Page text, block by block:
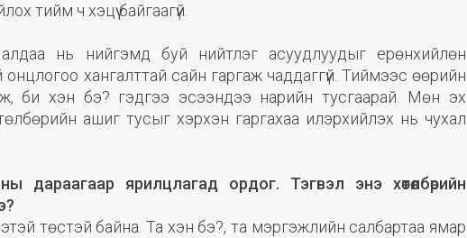
тийм ч хэцүү байгаагүй.
нь нийгэмд буй нийтлэг асуудлуудыг ерөнхийлөн
хангалттай сайн гаргаж чаддаггүй. Тиймээс өөрийн
би хэн бэ? гэдгээ эсээндээ нарийн тусгаарай. Мөн эх
ашиг тусыг хэрхэн гаргахаа илэрхийлэх нь чухал
дараагаар ярилцлагад ордог. Тэгвэл энэ хөтөлбөрийн
төстэй байна. Та хэн бэ?, та мэргэжлийн салбартаа ямар